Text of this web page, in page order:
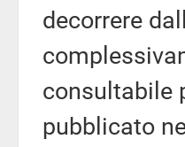
decorrere
consultabile
pubblicato